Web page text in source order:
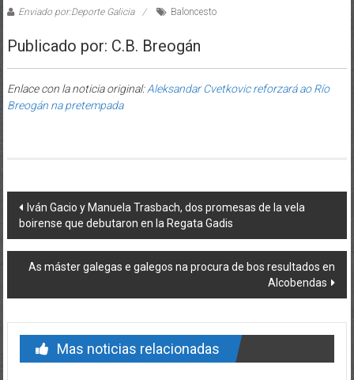
Enviado por:Deporte Galicia Baloncesto
Publicado por: C.B. Breogán
Enlace con la noticia original:Aleksandar Cvetkovic reforzará ao Río
Breogán na pretempada
Post navigation
Iván Gacio y Manuela Trasbach, dos promesas de la vela
boirense que debutaron en la Regata Gadis
As máster galegas e galegos na procura de bos resultados en
Alcobendas
Mas noticias relacionadas